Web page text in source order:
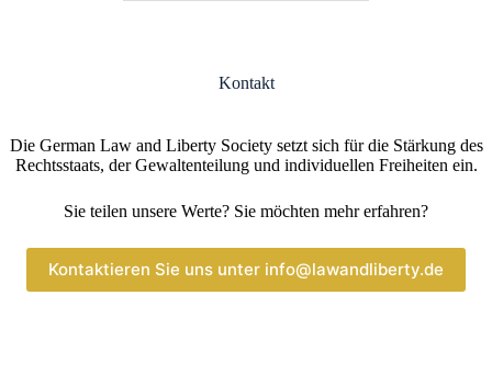
Kontakt
Die German Law and Liberty Society setzt sich für die Stärkung des
Rechtsstaats, der Gewaltenteilung und individuellen Freiheiten ein.
Sie teilen unsere Werte? Sie möchten mehr erfahren?
Kontaktieren Sie uns unter info@lawandliberty.de